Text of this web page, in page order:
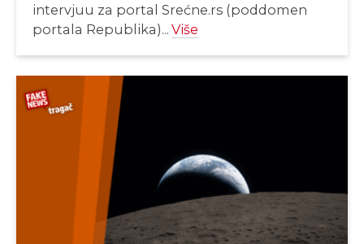
intervjuu za portal Srećne.rs (poddomen
portala Republika)... Više